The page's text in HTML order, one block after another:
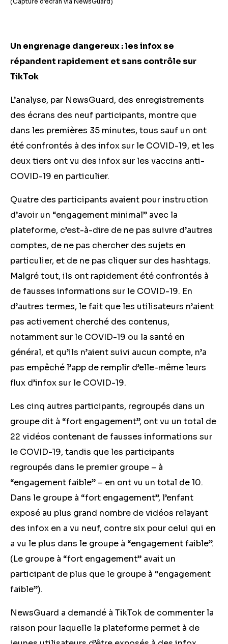
Un engrenage dangereux: les infox se
répandent rapidement et sans contrôle sur
TikTok
L’analyse, par NewsGuard, des enregistrements
des écrans des neuf participants, montre que
dans les premières 35 minutes, tous sauf un ont
été confrontés à des infox sur le COVID-19, et les
deux tiers ont vu des infox sur les vaccins anti-
COVID-19 en particulier.
Quatre des participants avaient pour instruction
d’avoir un “engagement minimal” avec la
plateforme, c’est-à-dire de ne pas suivre d’autres
comptes, de ne pas chercher des sujets en
particulier, et de ne pas cliquer sur des hashtags.
Malgré tout, ils ont rapidement été confrontés à
de fausses informations sur le COVID-19. En
d’autres termes, le fait que les utilisateurs n’aient
pas activement cherché des contenus,
notamment sur le COVID-19 ou la santé en
général, et qu’ils n’aient suivi aucun compte, n’a
pas empêché l’app de remplir d’elle-mêmeleurs
flux d’infox sur le COVID-19.
Les cinq autres participants, regroupés dans un
groupe dit à “fort engagement”, ont vu un total de
22 vidéos contenant de fausses informations sur
le COVID-19, tandis que les participants
regroupés dans le premier groupe – à
“engagement faible” – en ont vu un total de 10.
Dans le groupe à “fort engagement”, l’enfant
exposé au plus grand nombre de vidéos relayant
des infox en a vu neuf, contre six pour celui qui en
a vu le plus dans le groupe à “engagement faible”.
(Le groupe à “fort engagement” avait un
participant de plus que le groupe à “engagement
faible”).
NewsGuard a demandé à TikTok de commenter la
raison pour laquelle la plateforme permet à de